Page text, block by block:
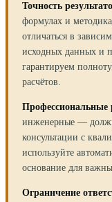
Точность
формулах и
отличаться в
исходных данных и
гарантируем
расчётов.
Профессиональные
инженерные —
консультации с
используйте
основание для
Ограничение